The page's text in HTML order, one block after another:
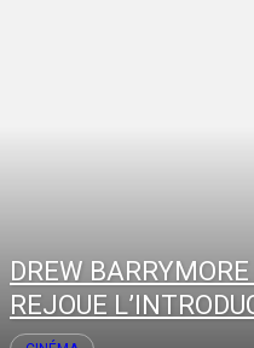
DREW
REJOUE